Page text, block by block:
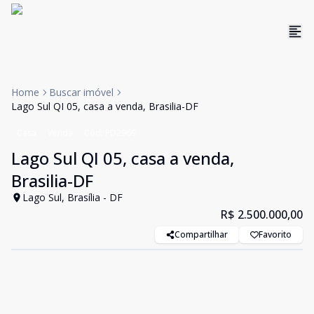
Home
Buscar imóvel
Lago Sul QI 05, casa a venda, Brasilia-DF
Lago Sul QI 05, casa a venda,
Brasilia-DF
Lago Sul, Brasília - DF
R$ 2.500.000,00
Compartilhar Favorito